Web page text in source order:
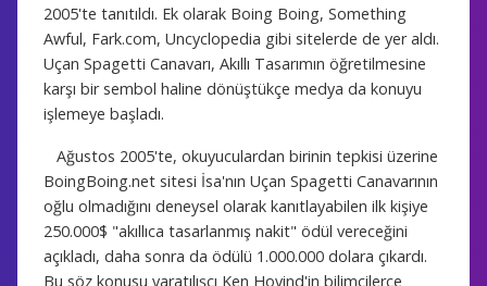
2005'te tanıtıldı. Ek olarak Boing Boing, Something
Awful, Fark.com, Uncyclopedia gibi sitelerde de yer aldı.
Uçan Spagetti Canavarı, Akıllı Tasarımın öğretilmesine
karşı bir sembol haline dönüştükçe medya da konuyu
işlemeye başladı.
Ağustos 2005'te, okuyuculardan birinin tepkisi üzerine
BoingBoing.net sitesi İsa'nın Uçan Spagetti Canavarının
oğlu olmadığını deneysel olarak kanıtlayabilen ilk kişiye
250.000$ "akıllıca tasarlanmış nakit" ödül vereceğini
açıkladı, daha sonra da ödülü 1.000.000 dolara çıkardı.
Bu söz konusu yaratılışçı Ken Hovind'in bilimcilerce